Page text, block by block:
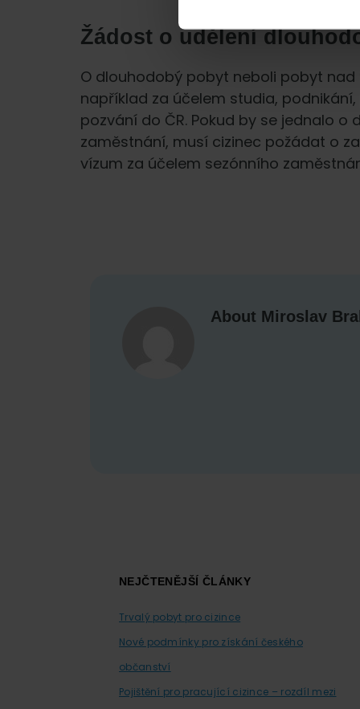
Žádost o udělení
O dlouhodobý pobyt neboli pobyt nad
například za účelem studia,
pozvání do ČR. Pokud by se jednalo
zaměstnání, musí cizinec požádat o
vízum za účelem sezónního
About Miroslav
NEJČTENĚJŠÍ ČLÁNKY
Trvalý pobyt pro cizince
Nové podmínky pro získání českého
občanství
Pojištění pro pracující cizince – rozdíl mezi